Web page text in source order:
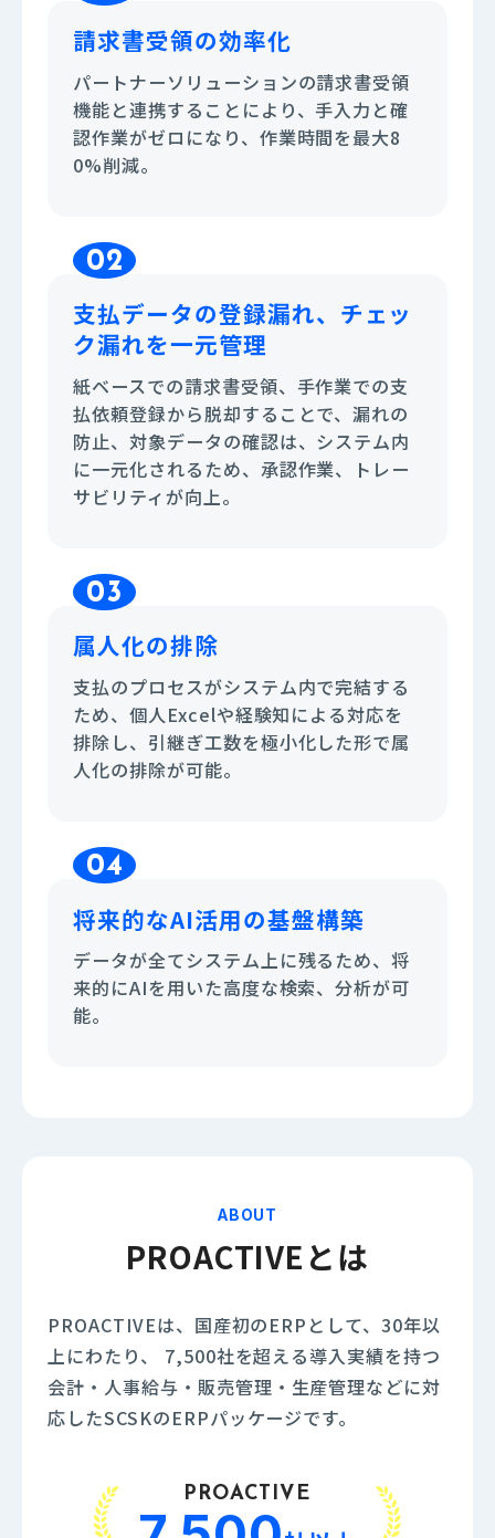
請求書受領の効率化
パートナーソリューションの請求書受領
機能と連携することにより、手入力と確
認作業がゼロになり、作業時間を最大8
0%削減。
02
支払データの登録漏れ、チェッ
ク漏れを一元管理
紙ベースでの請求書受領、手作業での支
払依頼登録から脱却することで、漏れの
防止、対象データの確認は、システム内
に一元化されるため、承認作業、トレー
サビリティが向上。
03
属人化の排除
支払のプロセスがシステム内で完結する
ため、個人Excelや経験知による対応を
排除し、引継ぎ工数を極小化した形で属
人化の排除が可能。
04
将来的なAI活用の基盤構築
データが全てシステム上に残るため、将
来的にAIを用いた高度な検索、分析が可
能。
ABOUT
PROACTIVEとは
PROACTIVEは、国産初のERPとして、30年以
上にわたり、
7,500社を超える導入実績を持つ
会計・人事給与・販売管理・生産管理などに対
応したSCSKのERPパッケージです。
PROACTIVE